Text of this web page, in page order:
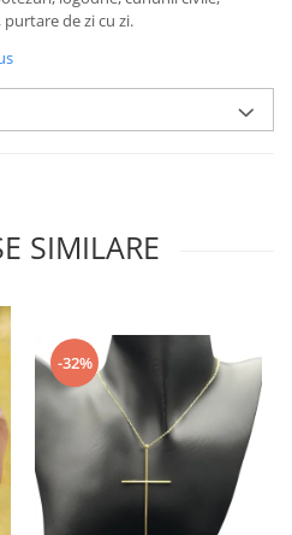
de zi cu zi.
SIMILARE
-32%